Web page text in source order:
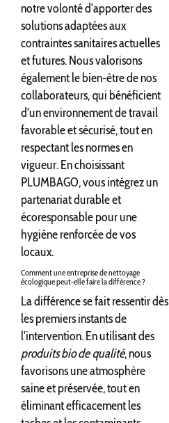
notre volonté d'apporter des
solutions adaptées aux
contraintes sanitaires actuelles
et futures. Nous valorisons
également le bien-être de nos
collaborateurs, qui bénéficient
d'un environnement de travail
favorable et sécurisé, tout en
respectant les normes en
vigueur. En choisissant
PLUMBAGO, vous intégrez un
partenariat durable et
écoresponsable pour une
hygiène renforcée de vos
locaux.
Comment une entreprise de nettoyage
écologique peut-elle faire la différence ?
La différence se fait ressentir dès
les premiers instants de
l'intervention. En utilisant des
produits bio de qualité, nous
favorisons une atmosphère
saine et préservée, tout en
éliminant efficacement les